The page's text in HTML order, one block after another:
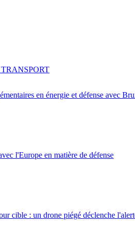
en énergie et défense avec
l'Europe en matière de défense
cible : un drone piégé déclenche